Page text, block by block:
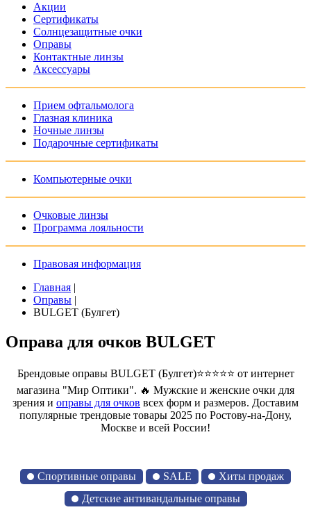
Акции
Сертификаты
Солнцезащитные очки
Оправы
Контактные линзы
Аксессуары
Прием офтальмолога
Глазная клиника
Ночные линзы
Подарочные сертификаты
Компьютерные очки
Очковые линзы
Программа лояльности
Правовая информация
Главная |
Оправы |
BULGET (Булгет)
Оправа для очков BULGET
Брендовые оправы BULGET (Булгет)⭐⭐⭐⭐⭐ от интернет
магазина "Мир Оптики". 🔥 Мужские и женские очки для
зрения и оправы для очков всех форм и размеров. Доставим
популярные трендовые товары 2025 по Ростову-на-Дону,
Москве и всей России!
Спортивные оправы SALE
Хиты продаж
Детские антивандальные оправы